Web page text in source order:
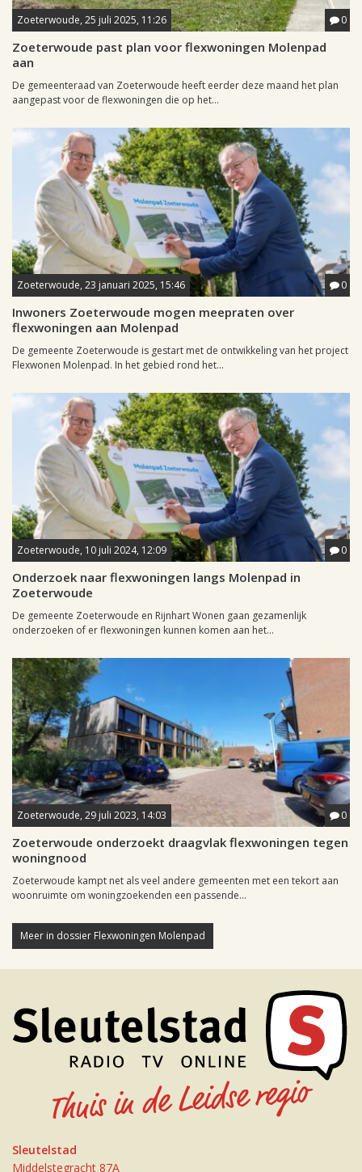
Zoeterwoude, 25 juli 2025, 11:26 0
Zoeterwoude past plan voor flexwoningen Molenpad
aan
De gemeenteraad van Zoeterwoude heeft eerder deze maand het plan
aangepast voor de flexwoningen die op het...
Zoeterwoude, 23 januari 2025, 15:46 0
Inwoners Zoeterwoude mogen meepraten over
flexwoningen aan Molenpad
De gemeente Zoeterwoude is gestart met de ontwikkeling van het project
Flexwonen Molenpad. In het gebied rond het...
Zoeterwoude, 10 juli 2024, 12:09 0
Onderzoek naar flexwoningen langs Molenpad in
Zoeterwoude
De gemeente Zoeterwoude en Rijnhart Wonen gaan gezamenlijk
onderzoeken of er flexwoningen kunnen komen aan het...
Zoeterwoude, 29 juli 2023, 14:03 0
Zoeterwoude onderzoekt draagvlak flexwoningen tegen
woningnood
Zoeterwoude kampt net als veel andere gemeenten met een tekort aan
woonruimte om woningzoekenden een passende...
Meer in dossier Flexwoningen Molenpad
Sleutelstad
Middelstegracht 87A